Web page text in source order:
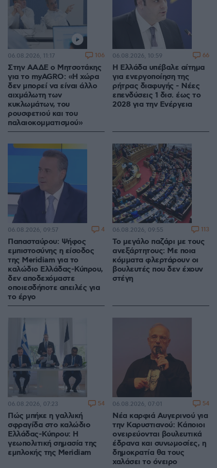
Στην ΑΑΔΕ ο Μητσοτάκης
για το myAGRO: «Η χώρα
δεν μπορεί να είναι άλλο
αιχμάλωτη των
κυκλωμάτων, του
ρουσφετιού και του
παλαιοκομματισμού»
06.08.2026, 11:17 106
Η Ελλάδα υπέβαλε αίτημα
για ενεργοποίηση της
ρήτρας διαφυγής - Νέες
επενδύσεις 1 δισ. έως το
2028 για την Ενέργεια
06.08.2026, 10:59 66
Παπασταύρου: Ψήφος
εμπιστοσύνης η είσοδος
της Meridiam για το
καλώδιο Ελλάδας-Κύπρου,
δεν αποδεχόμαστε
οποιεσδήποτε απειλές για
το έργο
06.08.2026, 09:57 4
Το μεγάλο παζάρι με τους
ανεξάρτητους: Με ποια
κόμματα φλερτάρουν οι
βουλευτές που δεν έχουν
στέγη
06.08.2026, 09:55 113
Πώς μπήκε η γαλλική
σφραγίδα στο καλώδιο
Ελλάδας-Κύπρου: Η
γεωπολιτική σημασία της
εμπλοκής της Meridiam
06.08.2026, 07:23 54
Νέα καρφιά Αυγερινού για
την Καρυστιανού: Kάποιοι
ονειρεύονται βουλευτικά
έδρανα και συνωμοσίες, η
δημοκρατία θα τους
χαλάσει το όνειρο
06.08.2026, 07:01 54